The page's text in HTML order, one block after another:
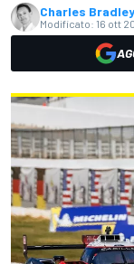
Charles Bradley
Modificato: 16 ott